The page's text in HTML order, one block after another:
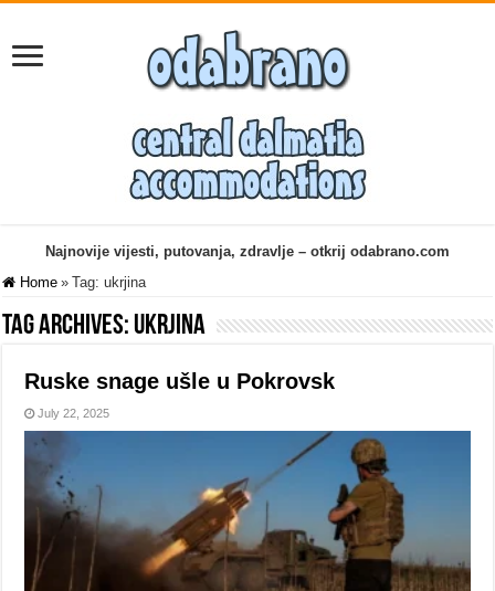
Najnovije vijesti, putovanja, zdravlje – otkrij odabrano.com
Home » Tag:ukrjina
Tag Archives: ukrjina
Ruske snage ušle u Pokrovsk
July 22, 2025